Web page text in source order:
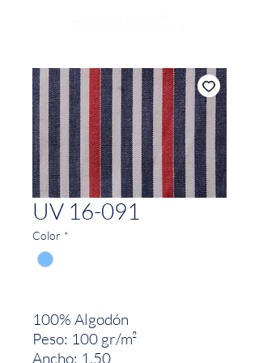
UV 16-091
Color *
100% Algodón
Peso: 100 gr/m²
Ancho: 1.50